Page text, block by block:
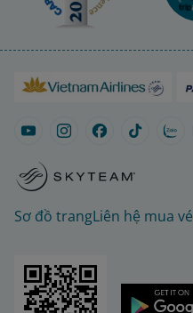
Sơ đồ trangLiên hệ mua vé